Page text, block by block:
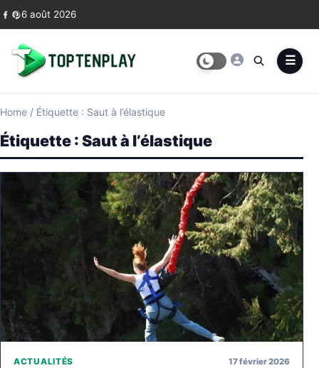
Skip to content
6 août 2026
Home / Étiquette : Saut à l’élastique
Étiquette :Saut à l’élastique
ACTUALITÉS 17 février 2026